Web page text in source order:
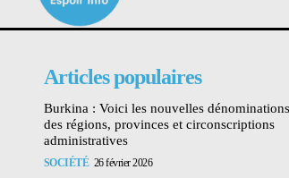
Articles populaires
Burkina : Voici les nouvelles dénominations
des régions, provinces et circonscriptions
administratives
SOCIÉTÉ 26 février 2026